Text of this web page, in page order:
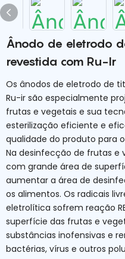
Ânodo de eletrodo
revestida com Ru-Ir
Os ânodos de eletrodo de
Ru-ir são especialmente
frutas e vegetais e sua
esterilização eficiente e
qualidade do produto para
Na desinfecção de frutas e
com grande área de
aumentar a área de
os alimentos. Os radicais
eletrolítica sofrem reação
superfície das frutas e
substâncias inofensivas e
bactérias, vírus e outros